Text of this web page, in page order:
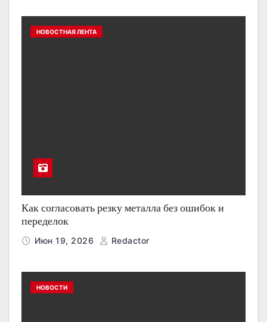
НОВОСТНАЯ ЛЕНТА
Как согласовать резку металла без ошибок и
переделок
Июн 19, 2026 Redactor
НОВОСТИ